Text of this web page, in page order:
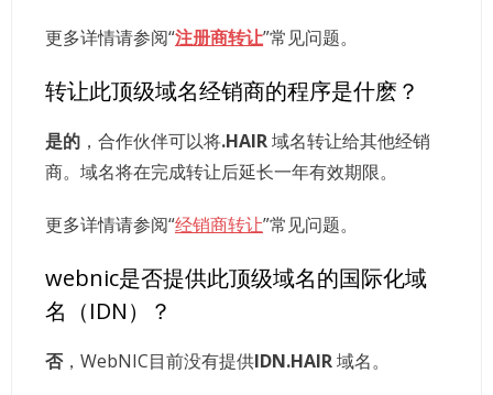
更多详情请参阅“注册商转让”常见问题。
转让此顶级域名经销商的程序是什麽？
是的 ，合作伙伴可以将.HAIR域名转让给其他经销
商。域名将在完成转让后延长一年有效期限。
更多详情请参阅“经销商转让”常见问题。
webnic是否提供此顶级域名的国际化域
名（IDN）？
否，WebNIC目前没有提供IDN.HAIR域名。